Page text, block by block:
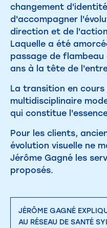
changement
d'accompagner
direction et de
Laquelle a été
passage de
ans à la tête de
La transition en
multidisciplinaire
qui constitue
Pour les clients,
évolution visuelle ne
Jérôme Gagné les
proposés.
JÉRÔME GAGNÉ
AU RÉSEAU DE SANTÉ